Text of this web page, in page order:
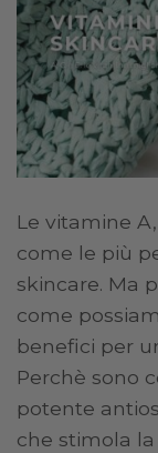
Le vitamine
come le più
skincare. Ma
come
benefici per
Perchè sono
potente
che stimola